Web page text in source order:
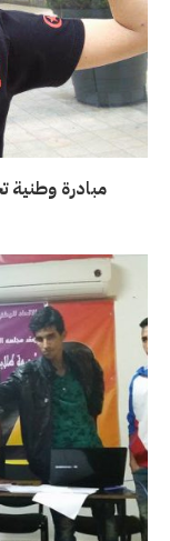
مبادرة وطنية